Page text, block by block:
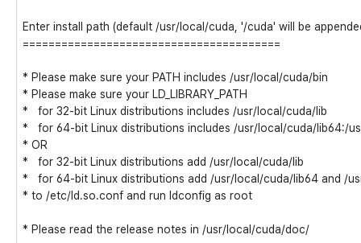
Enter install path (default /usr/local/cuda, '/cuda' will be
========================================
* Please make sure your PATH includes /usr/local/cuda/bin
* Please make sure your LD_LIBRARY_PATH
* for 32-bit Linux distributions includes /usr/local/cuda/lib
* for 64-bit Linux distributions includes /usr/local/cuda/lib64:/
* OR
* for 32-bit Linux distributions add /usr/local/cuda/lib
* for 64-bit Linux distributions add /usr/local/cuda/lib64 and /
* to /etc/ld.so.conf and run ldconfig as root
* Please read the release notes in /usr/local/cuda/doc/